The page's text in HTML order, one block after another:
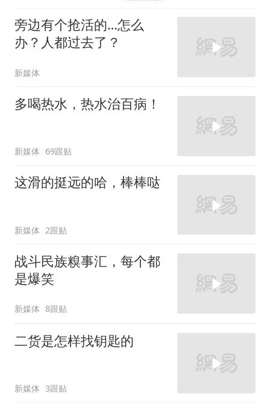
旁边有个抢活的…怎么
办？人都过去了？
新媒体
多喝热水，热水治百病！
新媒体 69跟贴
这滑的挺远的哈，棒棒哒
新媒体 2跟贴
战斗民族糗事汇，每个都
是爆笑
新媒体 8跟贴
二货是怎样找钥匙的
新媒体 3跟贴